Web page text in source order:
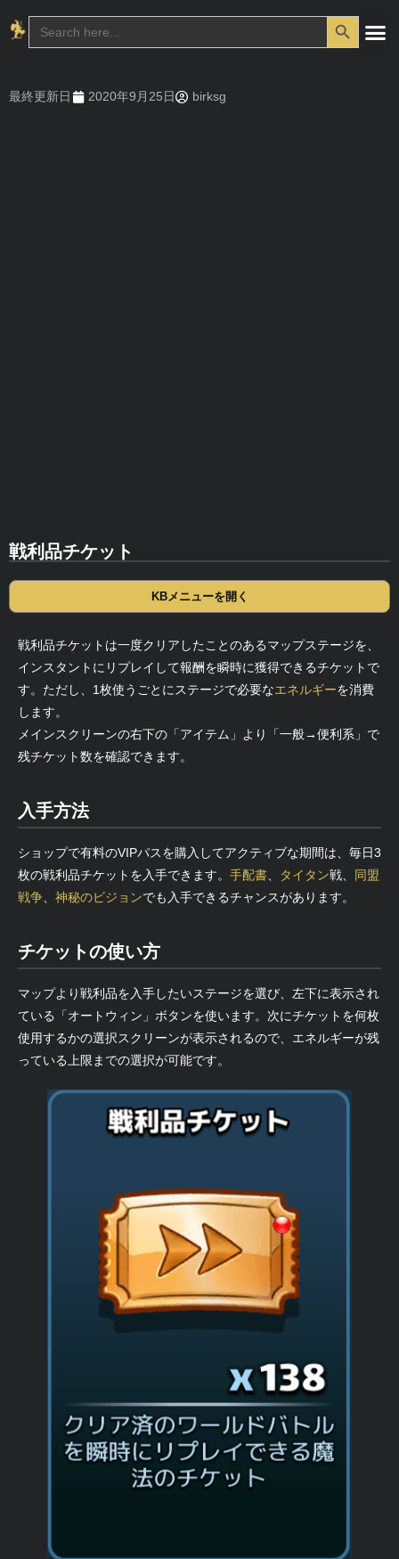
Search
for:
Search Button
最終更新日 2020年9月25日 birksg
戦利品チケット
KBメニューを開く
戦利品チケットは一度クリアしたことのあるマップステージを、
インスタントにリプレイして報酬を瞬時に獲得できるチケットで
す。ただし、1枚使うごとにステージで必要なエネルギーを消費
します。
メインスクリーンの右下の「アイテム」より「一般→便利系」で
残チケット数を確認できます。
入手方法
ショップで有料のVIPパスを購入してアクティブな期間は、毎日3
枚の戦利品チケットを入手できます。 手配書 タイタン戦、 同盟
戦争
神秘のビジョンでも入手できるチャンスがあります。
チケットの使い方
マップより戦利品を入手したいステージを選び、左下に表示され
ている「オートウィン」ボタンを使います。次にチケットを何枚
使用するかの選択スクリーンが表示されるので、エネルギーが残
っている上限までの選択が可能です。